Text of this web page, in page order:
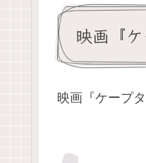
映画『
映画『ケープ